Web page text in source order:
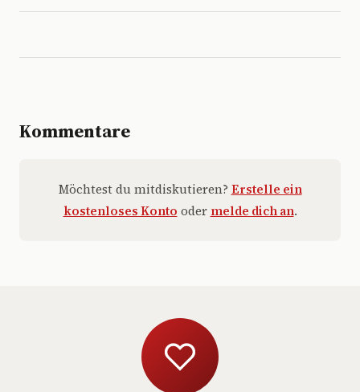
Kommentare
Möchtest du mitdiskutieren? Erstelle ein
kostenloses Konto oder melde dich an.